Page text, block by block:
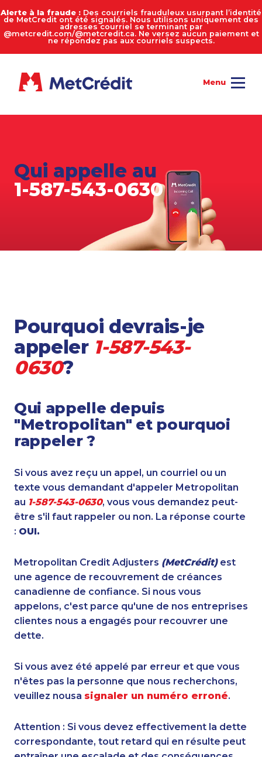
Alerte à la fraude : Des courriels frauduleux usurpant l’identité
de MetCredit ont été signalés. Nous utilisons uniquement des
adresses courriel se terminant par
@metcredit.com/@metcredit.ca. Ne versez aucun paiement et
ne répondez pas aux courriels suspects.
Qui appelle au
1-587-543-0630
Pourquoi devrais-je
appeler 1-587-543-
0630?
Qui appelle depuis
"Metropolitan" et pourquoi
rappeler ?
Si vous avez reçu un appel, un courriel ou un
texte vous demandant d'appeler Metropolitan
au 1-587-543-0630, vous vous demandez peut-
être s'il faut rappeler ou non. La réponse courte
: OUI.
Metropolitan Credit Adjusters (MetCrédit)est
une agence de recouvrement de créances
canadienne de confiance. Si nous vous
appelons, c'est parce qu'une de nos entreprises
clientes nous a engagés pour recouvrer une
dette.
Si vous avez été appelé par erreur et que vous
n'êtes pas la personne que nous recherchons,
veuillez nousa signaler un numéro erroné.
Attention : Si vous devez effectivement la dette
correspondante, tout retard qui en résulte peut